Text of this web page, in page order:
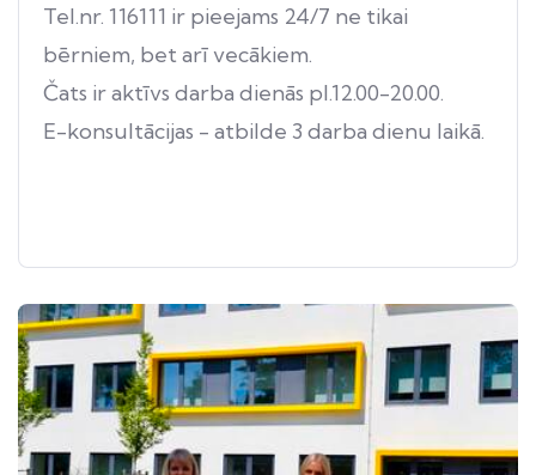
Tel.nr. 116111 ir pieejams 24/7 ne tikai
bērniem, bet arī vecākiem.
Čats ir aktīvs darba dienās pl.12.00-20.00.
E-konsultācijas - atbilde 3 darba dienu laikā.